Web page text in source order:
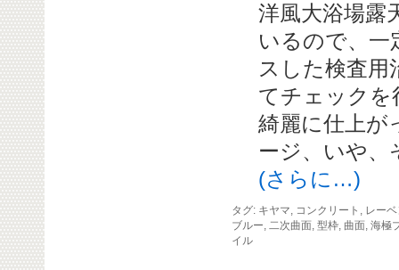
洋風大浴場露
いるので、一
スした検査
てチェックを
綺麗に仕上が
ージ、いや、
(さらに…)
タグ: キヤマ, コンクリート , レー
ブルー, 二次曲面, 型枠, 曲面, 海極
イル